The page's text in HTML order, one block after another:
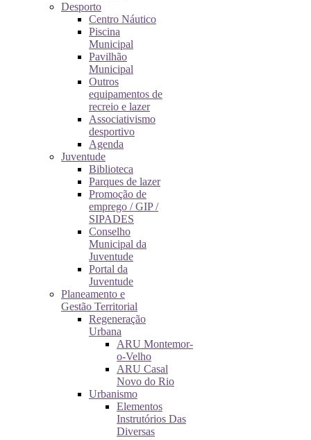
Desporto
Centro Náutico
Piscina
Municipal
Pavilhão
Municipal
Outros
equipamentos de
recreio e lazer
Associativismo
desportivo
Agenda
Juventude
Biblioteca
Parques de lazer
Promoção de
emprego / GIP /
SIPADES
Conselho
Municipal da
Juventude
Portal da
Juventude
Planeamento e
Gestão Territorial
Regeneração
Urbana
ARU Montemor-
o-Velho
ARU Casal
Novo do Rio
Urbanismo
Elementos
Instrutórios Das
Diversas